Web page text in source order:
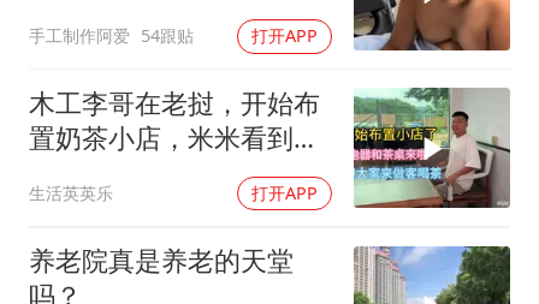
手工制作阿爱 54跟贴 打开APP
木工李哥在老挝，开始布
置奶茶小店，米米看到会
生活英英乐 打开APP
养老院真是养老的天堂
吗？